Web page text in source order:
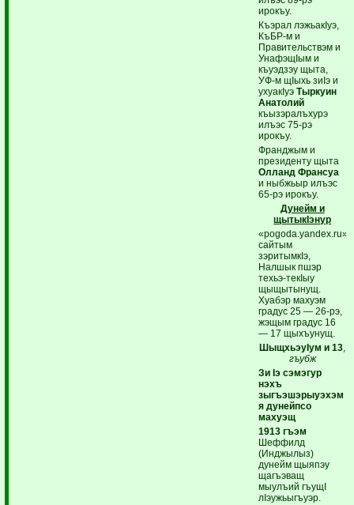
ирокъу.
Къэрал лэжьакIуэ,
КъБР-м и
Правительствэм и
УнафэщIым и
къуэдзэу щыта,
УФ-м щIыхь зиIэ и
ухуакIуэ Тыркуин
Анатолий
къызэралъхурэ
илъэс 75-рэ
ирокъу.
Франджым и
президенту щыта
Олланд Франсуа
и ныбжьыр илъэс
65-рэ ирокъу.
Дунейм и
щытыкIэнур
«pogoda.yandex.ru»
сайтым
зэритымкIэ,
Налшык пшэр
техьэ-текIыу
щыщытынущ.
Хуабэр махуэм
градус 25 — 26-рэ,
жэщым градус 16
— 17 щыхъунущ.
ШыщхьэуIум и 13
гъубж
Зи Iэ сэмэгур
нэхъ
зыгъэшэрыуэхэм
я дунейпсо
махуэщ
1913 гъэм
Шеффилд
(Инджылыз)
дунейм щыяпэу
щагъэващ
мыулъий гъущI
лIэужьыгъуэр.